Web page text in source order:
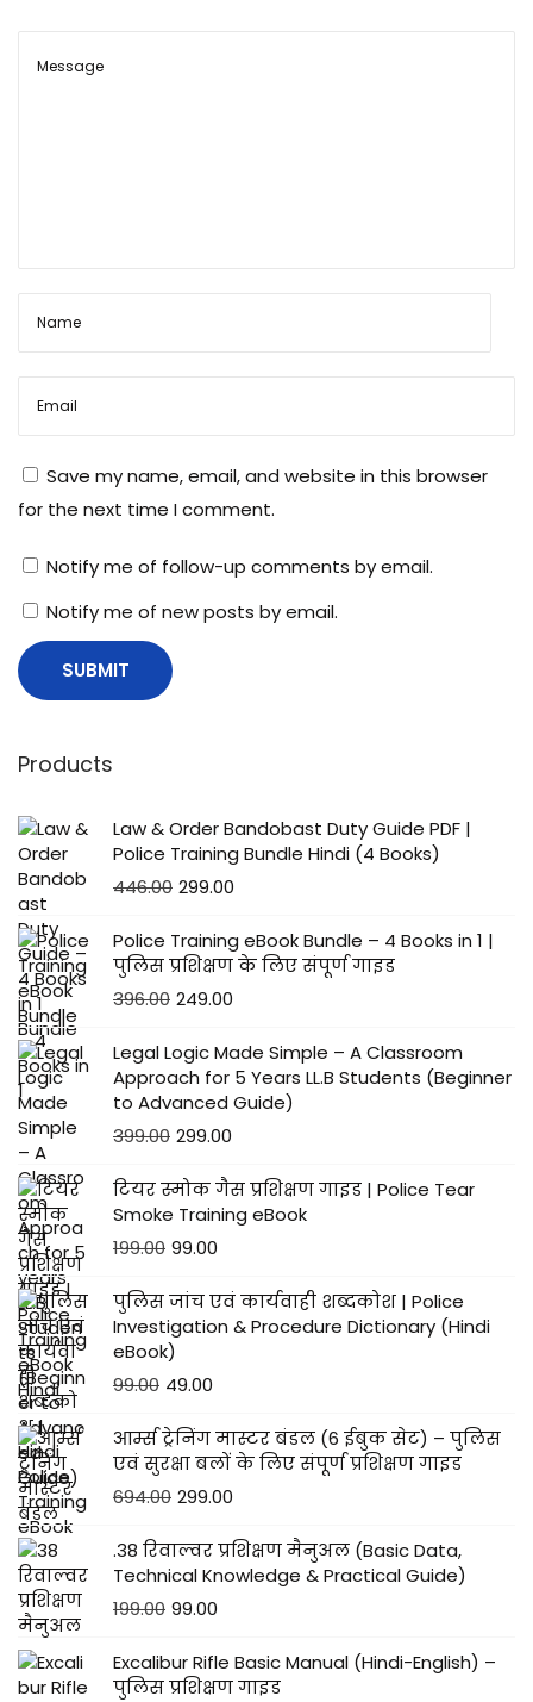
Save my name, email, and website in this browser
for the next time I comment.
Notify me of follow-up comments by email.
Notify me of new posts by email.
Products
Law & Order Bandobast Duty Guide PDF |
Police Training Bundle Hindi (4 Books)
446.00 299.00
Police Training eBook Bundle – 4 Books in 1 |
पुलिस प्रशिक्षण के लिए संपूर्ण गाइड
396.00 249.00
Legal Logic Made Simple – A Classroom
Approach for 5 Years LL.B Students (Beginner
to Advanced Guide)
399.00 299.00
टियर स्मोक गैस प्रशिक्षण गाइड | Police Tear
Smoke Training eBook
199.00 99.00
पुलिस जांच एवं कार्यवाही शब्दकोश | Police
Investigation & Procedure Dictionary (Hindi
eBook)
99.00 49.00
आर्म्स ट्रेनिंग मास्टर बंडल (6 ईबुक सेट) – पुलिस
एवं सुरक्षा बलों के लिए संपूर्ण प्रशिक्षण गाइड
694.00 299.00
.38 रिवाल्वर प्रशिक्षण मैनुअल (Basic Data,
Technical Knowledge & Practical Guide)
199.00 99.00
Excalibur Rifle Basic Manual (Hindi-English) –
पुलिस प्रशिक्षण गाइड